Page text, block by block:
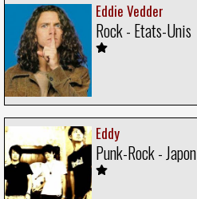
Eddie Vedder
Rock - Etats-Unis
Eddy
Punk-Rock - Japon